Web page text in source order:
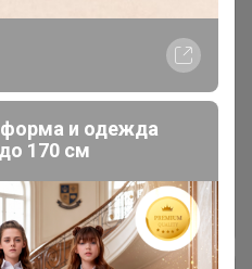
включения в
и вес!!!
кофе, потом
турки, средний
и одежда
170 см